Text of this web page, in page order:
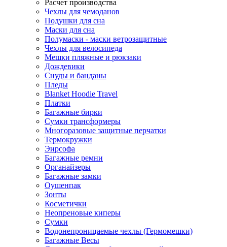
Расчет производства
Чехлы для чемоданов
Подушки для сна
Маски для сна
Полумаски - маски ветрозащитные
Чехлы для велосипеда
Мешки пляжные и рюкзаки
Дождевики
Снуды и банданы
Пледы
Blanket Hoodie Travel
Платки
Багажные бирки
Сумки трансформеры
Многоразовые защитные перчатки
Термокружки
Эирсофа
Багажные ремни
Органайзеры
Багажные замки
Оушенпак
Зонты
Косметички
Неопреновые киперы
Сумки
Водонепроницаемые чехлы (Гермомешки)
Багажные Весы